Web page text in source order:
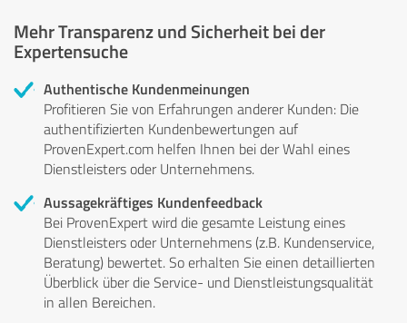
Mehr Transparenz und Sicherheit bei der
Expertensuche
Authentische Kundenmeinungen
Profitieren Sie von Erfahrungen anderer Kunden: Die
authentifizierten Kundenbewertungen auf
ProvenExpert.com helfen Ihnen bei der Wahl eines
Dienstleisters oder Unternehmens.
Aussagekräftiges Kundenfeedback
Bei ProvenExpert wird die gesamte Leistung eines
Dienstleisters oder Unternehmens (z.B. Kundenservice,
Beratung) bewertet. So erhalten Sie einen detaillierten
Überblick über die Service- und Dienstleistungsqualität
in allen Bereichen.